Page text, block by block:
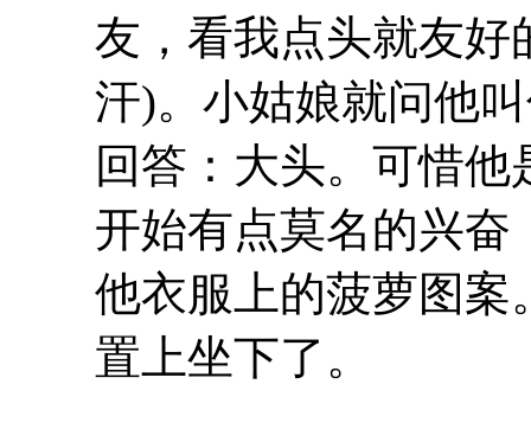
友，看我点头就友好
汗)。小姑娘就问他
回答：大头。可惜
开始有点莫名的兴奋
他衣服上的菠萝图案
置上坐下了。